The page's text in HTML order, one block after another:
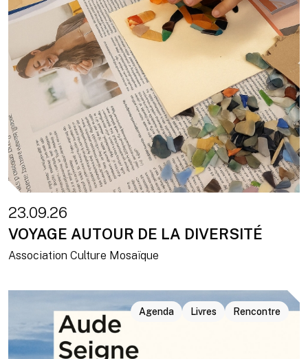
23.09.26
VOYAGE AUTOUR DE LA DIVERSITÉ
Association Culture Mosaïque
Agenda Livres Rencontre